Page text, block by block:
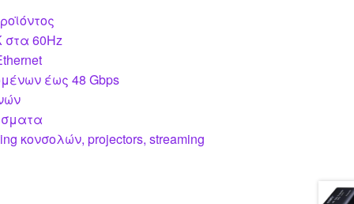
στα 60Hz
έως 48 Gbps
κονσολών, projectors, streaming